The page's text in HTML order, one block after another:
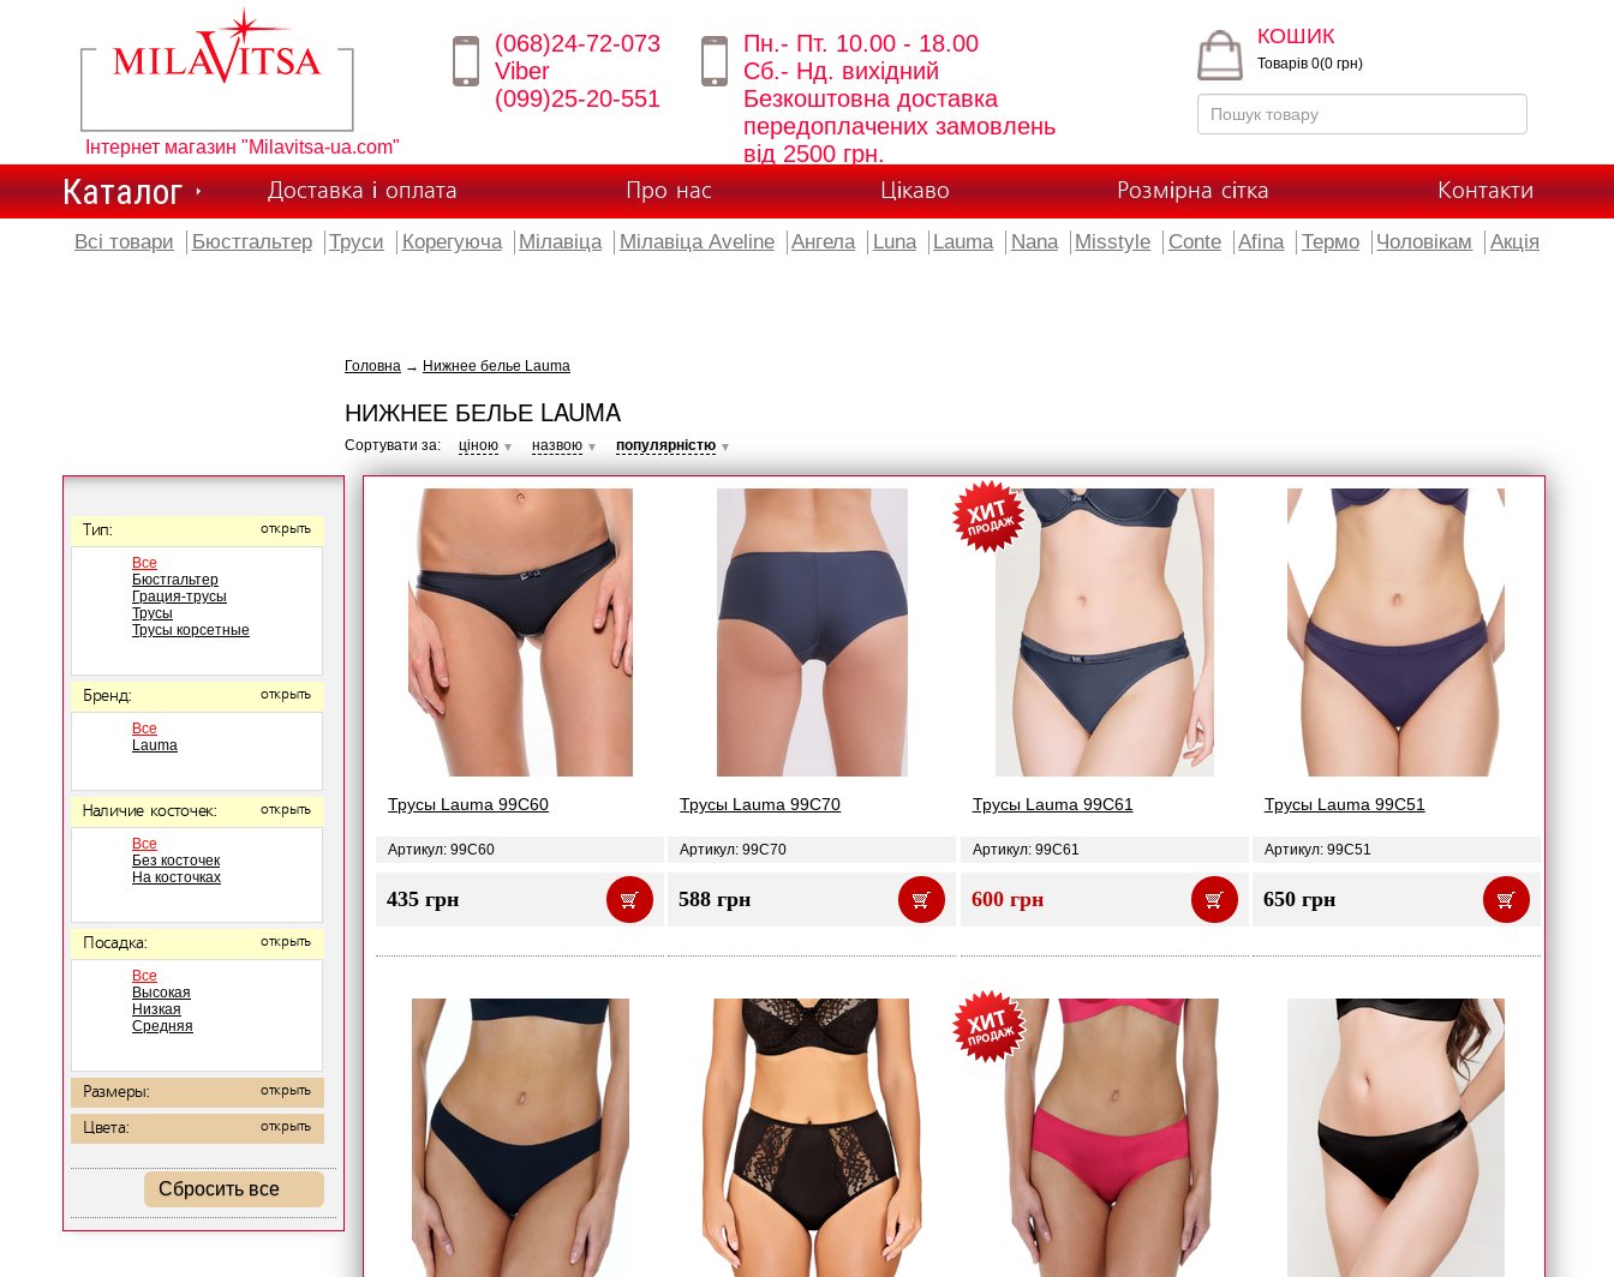
Інтернет магазин "Milavitsa-ua.com"
(068)24-72-073
Viber
(099)25-20-551
Пн.- Пт. 10.00 - 18.00
Сб.- Нд. вихідний
Безкоштовна доставка
передоплачених замовлень
від 2500 грн.
КОШИК
Товарів 0(0 грн)
Каталог Доставка і оплата Про нас Цікаво Розмірна сітка Контакти
Всі товари Бюстгальтер Труси Корегуюча Мілавіца Мілавіца Aveline Ангела Luna Lauma Nana Misstyle Conte Afina Термо Чоловікам Акція
Тип: открыть
Все
Бюстгальтер
Грация-трусы
Трусы
Трусы корсетные
Бренд: открыть
Все
Lauma
Наличие косточек: открыть
Все
Без косточек
На косточках
Посадка: открыть
Все
Высокая
Низкая
Средняя
Размеры: открыть
Цвета: открыть
Сбросить все
Головна → Нижнее белье Lauma
НИЖНЕЕ БЕЛЬЕ LAUMA
Сортувати за: ціною ▼ назвою ▼ популярністю ▼
Трусы Lauma 99C60
Артикул: 99C60
435 грн
Трусы Lauma 99C70
Артикул: 99C70
588 грн
Трусы Lauma 99C61
Артикул: 99C61
600 грн
Трусы Lauma 99C51
Артикул: 99C51
650 грн